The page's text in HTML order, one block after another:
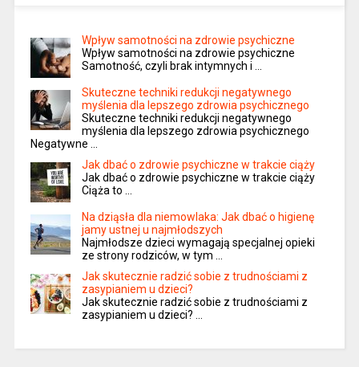
Wpływ samotności na zdrowie psychiczne
Wpływ samotności na zdrowie psychiczne
Samotność, czyli brak intymnych i …
Skuteczne techniki redukcji negatywnego
myślenia dla lepszego zdrowia psychicznego
Skuteczne techniki redukcji negatywnego
myślenia dla lepszego zdrowia psychicznego
Negatywne …
Jak dbać o zdrowie psychiczne w trakcie ciąży
Jak dbać o zdrowie psychiczne w trakcie ciąży
Ciąża to …
Na dziąsła dla niemowlaka: Jak dbać o higienę
jamy ustnej u najmłodszych
Najmłodsze dzieci wymagają specjalnej opieki
ze strony rodziców, w tym …
Jak skutecznie radzić sobie z trudnościami z
zasypianiem u dzieci?
Jak skutecznie radzić sobie z trudnościami z
zasypianiem u dzieci? …